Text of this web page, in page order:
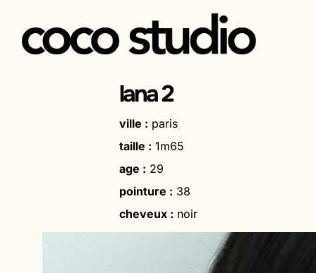
Aller
lana 2
ville : paris
taille : 1m65
age : 29
pointure : 38
cheveux : noir